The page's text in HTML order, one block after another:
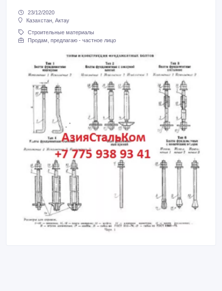
23/12/2020
Казахстан, Актау
Строительные материалы
Продам, предлагаю - частное лицо